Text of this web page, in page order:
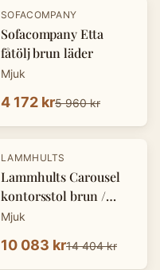
-30%
SOFACOMPANY
Sofacompany Etta
fåtölj brun läder
Mjuk
4 172 kr5 960 kr
- 30%
LAMMHULTS
Lammhults Carousel
kontorsstol brun /
beige
Mjuk
10 083 kr14 404 kr